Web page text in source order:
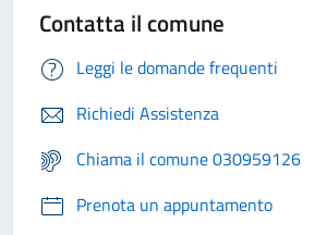
Contatta il comune
Leggi le domande frequenti
Richiedi Assistenza
Chiama il comune 030959126
Prenota un appuntamento